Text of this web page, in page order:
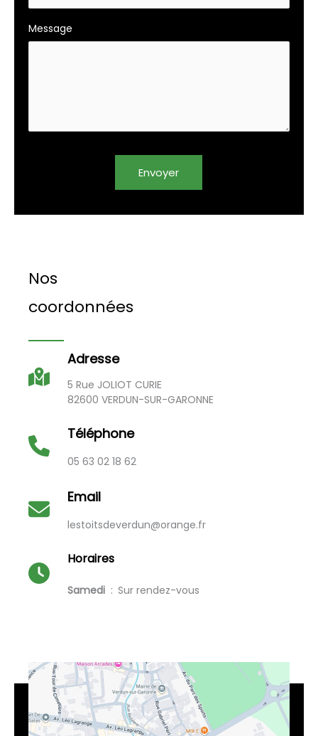
Message
Envoyer
Nos
coordonnées
Adresse
5 Rue JOLIOT CURIE
82600 VERDUN-SUR-GARONNE
Téléphone
05 63 02 18 62
Email
lestoitsdeverdun@orange.fr
Horaires
Samedi Sur rendez-vous